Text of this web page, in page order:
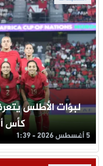
لبؤات الأطلس
كأس
5 أغسطس 2026 - 1:39